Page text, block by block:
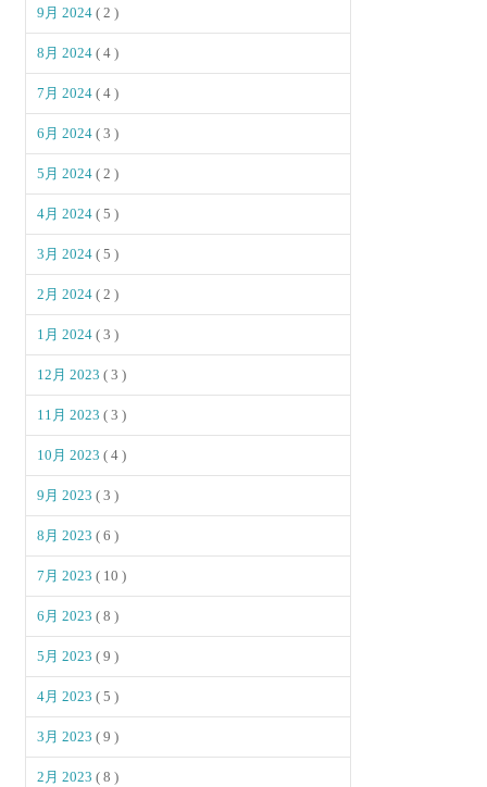
9月 2024( 2 )
8月 2024( 4 )
7月 2024( 4 )
6月 2024( 3 )
5月 2024( 2 )
4月 2024( 5 )
3月 2024( 5 )
2月 2024( 2 )
1月 2024( 3 )
12月 2023( 3 )
11月 2023( 3 )
10月 2023( 4 )
9月 2023( 3 )
8月 2023( 6 )
7月 2023( 10 )
6月 2023( 8 )
5月 2023( 9 )
4月 2023( 5 )
3月 2023( 9 )
2月 2023( 8 )